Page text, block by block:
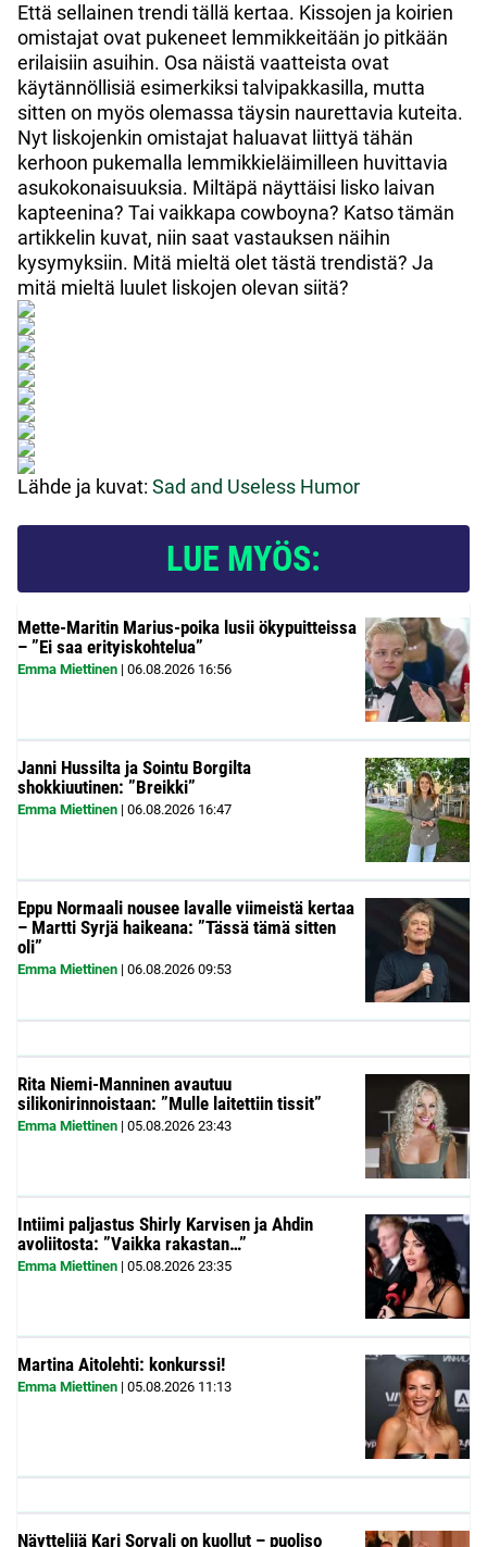
Että sellainen trendi tällä kertaa. Kissojen ja koirien
omistajat ovat pukeneet lemmikkeitään jo pitkään
erilaisiin asuihin. Osa näistä vaatteista ovat
käytännöllisiä esimerkiksi talvipakkasilla, mutta
sitten on myös olemassa täysin naurettavia kuteita.
Nyt liskojenkin omistajat haluavat liittyä tähän
kerhoon pukemalla lemmikkieläimilleen huvittavia
asukokonaisuuksia. Miltäpä näyttäisi lisko laivan
kapteenina? Tai vaikkapa cowboyna? Katso tämän
artikkelin kuvat, niin saat vastauksen näihin
kysymyksiin. Mitä mieltä olet tästä trendistä? Ja
mitä mieltä luulet liskojen olevan siitä?
Lähde ja kuvat: Sad and Useless Humor
LUE MYÖS:
Mette-Maritin Marius-poika lusii ökypuitteissa
– ”Ei saa erityiskohtelua”
Emma Miettinen | 06.08.2026 16:56
Janni Hussilta ja Sointu Borgilta
shokkiuutinen: ”Breikki”
Emma Miettinen | 06.08.2026 16:47
Eppu Normaali nousee lavalle viimeistä kertaa
– Martti Syrjä haikeana: ”Tässä tämä sitten
oli”
Emma Miettinen | 06.08.2026 09:53
Rita Niemi-Manninen avautuu
silikonirinnoistaan: ”Mulle laitettiin tissit”
Emma Miettinen | 05.08.2026 23:43
Intiimi paljastus Shirly Karvisen ja Ahdin
avoliitosta: ”Vaikka rakastan…”
Emma Miettinen | 05.08.2026 23:35
Martina Aitolehti: konkurssi!
Emma Miettinen | 05.08.2026 11:13
Näyttelijä Kari Sorvali on kuollut – puoliso